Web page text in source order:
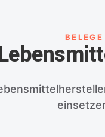
BELEGE